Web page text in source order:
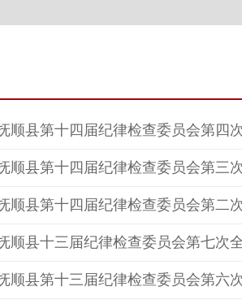
顺县第十四届纪律检查委员会第四
顺县第十四届纪律检查委员会第三
顺县第十四届纪律检查委员会第二
顺县十三届纪律检查委员会第七次
顺县第十三届纪律检查委员会第六